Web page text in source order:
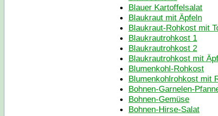
Blauer Kartoffelsalat
Blaukraut mit Äpfeln
Blaukraut-Rohkost mit
Blaukrautrohkost 1
Blaukrautrohkost 2
Blaukrautrohkost mit
Blumenkohl-Rohkost
Blumenkohlrohkost mit
Bohnen-Garnelen-
Bohnen-Gemüse
Bohnen-Hirse-Salat